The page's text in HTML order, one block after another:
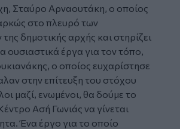
Σταύρο Αρναουτάκη, ο οποίος
στο πλευρό των
δημοτικής αρχής και στηρίζει
ουσιαστικά έργα για τον τόπο,
ο οποίος ευχαρίστησε
στην επίτευξη του στόχου
μαζί, ενωμένοι, θα δούμε το
Ασή Γωνιάς να γίνεται
Ένα έργο για το οποίο